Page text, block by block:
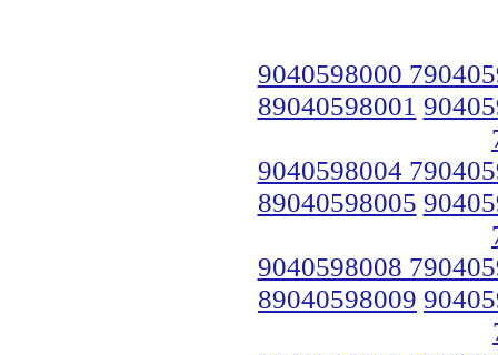
9040598000
89040598001
9040598004
89040598005
9040598008
89040598009